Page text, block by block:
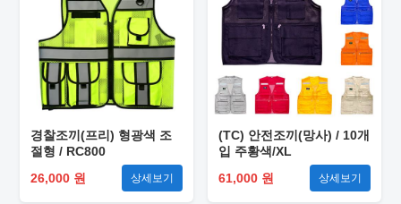
경찰조끼(프리) 형광색 조
절형 / RC800
26,000 원
상세보기
(TC) 안전조끼(망사) / 10개
입 주황색/XL
61,000 원
상세보기